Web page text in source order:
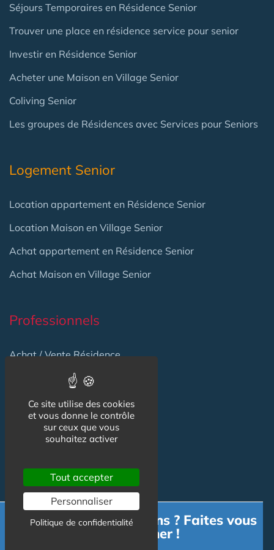
Séjours Temporaires en Résidence Senior
Trouver une place en résidence service pour senior
Investir en Résidence Senior
Acheter une Maison en Village Senior
Coliving Senior
Les groupes de Résidences avec Services pour Seniors
Logement Senior
Location appartement en Résidence Senior
Location Maison en Village Senior
Achat appartement en Résidence Senior
Achat Maison en Village Senior
Professionnels
Achat / Vente Résidence
Achat / Vente Terrain
Création Résidence
Produits / Fournisseurs
Actu Marché
Emploi
Formation
Besoin d'informations ? Faites vous
accompagner !
Ce site utilise des cookies
et vous donne le contrôle
sur ceux que vous
souhaitez activer
Tout accepter
Personnaliser
Politique de confidentialité